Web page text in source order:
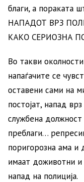
благи, а пораката
НАПАДОТ ВРЗ
КАКО СЕРИОЗНА
Во такви
напаѓачите се
оставени сами на
постојат, напад
службена
преблаги…
поригорозна ама и
имаат доживотни и
напад на полиција.